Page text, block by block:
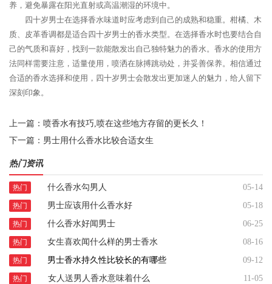
养，避免暴露在阳光直射或高温潮湿的环境中。
四十岁男士在选择香水味道时应考虑到自己的成熟和稳重。柑橘、木
质、皮革香调都是适合四十岁男士的香水类型。在选择香水时也要结合自
己的气质和喜好，找到一款能散发出自己独特魅力的香水。香水的使用方
法同样需要注意，适量使用，喷洒在脉搏跳动处，并妥善保养。相信通过
合适的香水选择和使用，四十岁男士会散发出更加迷人的魅力，给人留下
深刻印象。
上一篇： 喷香水有技巧,喷在这些地方存留的更长久！
下一篇： 男士用什么香水比较合适女生
热门资讯
热门 什么香水勾男人 05-14
热门 男士应该用什么香水好 05-18
热门 什么香水好闻男士 06-25
热门 女生喜欢闻什么样的男士香水 08-16
热门 男士香水持久性比较长的有哪些 09-12
热门 女人送男人香水意味着什么 11-05